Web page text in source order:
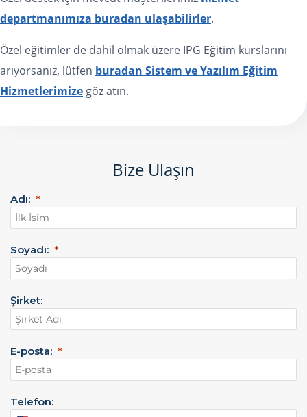
departmanımıza buradan ulaşabilirler.
Özel eğitimler de dahil olmak üzere IPG Eğitim kurslarını
arıyorsanız, lütfen buradan Sistem ve Yazılım Eğitim
Hizmetlerimize göz atın.
Bize Ulaşın
Adı:
Soyadı:
Şirket:
E-posta:
Telefon: